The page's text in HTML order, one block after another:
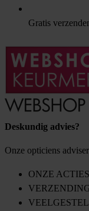
Gratis
Deskundig advies?
Onze opticiens
ONZE ACTIES